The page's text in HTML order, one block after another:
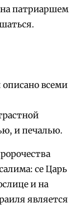
на патриаршем
всеми
и печалью.
се Царь
и на
является